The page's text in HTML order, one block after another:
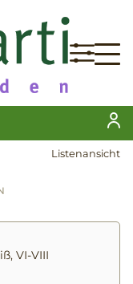
Listenansicht
VI-VIII